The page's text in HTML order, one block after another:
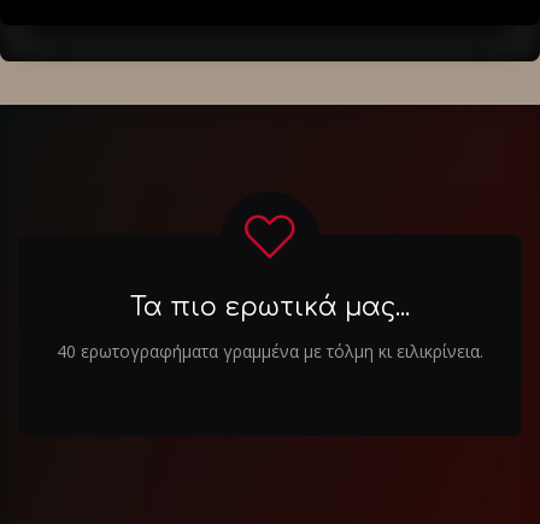
Τα πιο ερωτικά μας...
40 ερωτογραφήματα γραμμένα με τόλμη κι ειλικρίνεια.